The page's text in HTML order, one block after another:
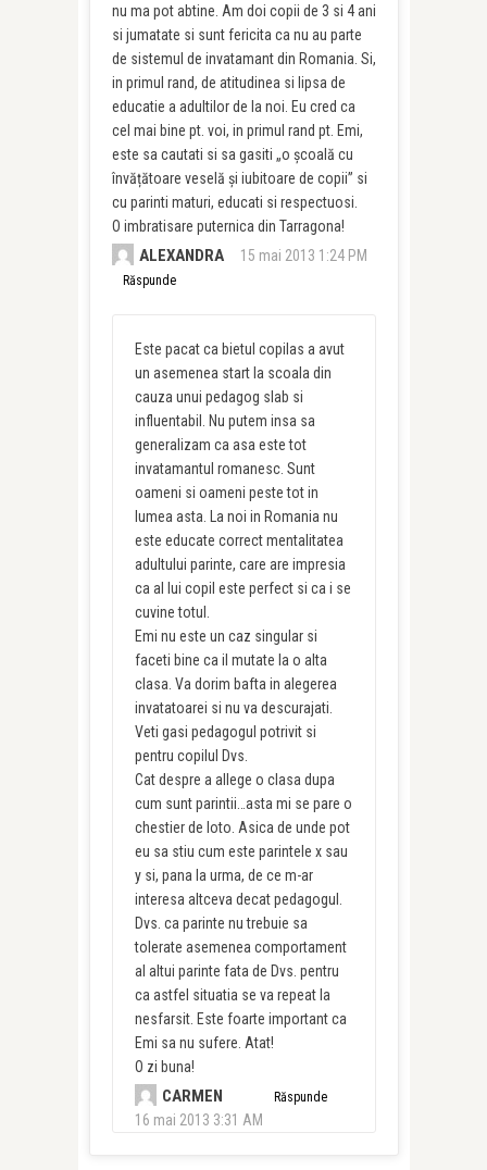
nu ma pot abtine. Am doi copii de 3 si 4 ani
si jumatate si sunt fericita ca nu au parte
de sistemul de invatamant din Romania. Si,
in primul rand, de atitudinea si lipsa de
educatie a adultilor de la noi. Eu cred ca
cel mai bine pt. voi, in primul rand pt. Emi,
este sa cautati si sa gasiti „o școală cu
învățătoare veselă și iubitoare de copii” si
cu parinti maturi, educati si respectuosi.
O imbratisare puternica din Tarragona!
ALEXANDRA 15 mai 2013 1:24 PM
Răspunde
Este pacat ca bietul copilas a avut
un asemenea start la scoala din
cauza unui pedagog slab si
influentabil. Nu putem insa sa
generalizam ca asa este tot
invatamantul romanesc. Sunt
oameni si oameni peste tot in
lumea asta. La noi in Romania nu
este educate correct mentalitatea
adultului parinte, care are impresia
ca al lui copil este perfect si ca i se
cuvine totul.
Emi nu este un caz singular si
faceti bine ca il mutate la o alta
clasa. Va dorim bafta in alegerea
invatatoarei si nu va descurajati.
Veti gasi pedagogul potrivit si
pentru copilul Dvs.
Cat despre a allege o clasa dupa
cum sunt parintii…asta mi se pare o
chestier de loto. Asica de unde pot
eu sa stiu cum este parintele x sau
y si, pana la urma, de ce m-ar
interesa altceva decat pedagogul.
Dvs. ca parinte nu trebuie sa
tolerate asemenea comportament
al altui parinte fata de Dvs. pentru
ca astfel situatia se va repeat la
nesfarsit. Este foarte important ca
Emi sa nu sufere. Atat!
O zi buna!
CARMEN
16 mai 2013 3:31 AM
Răspunde